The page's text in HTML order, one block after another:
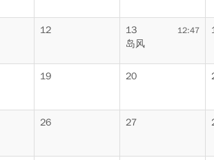
12 12:47
13
岛风
19 20
26 27